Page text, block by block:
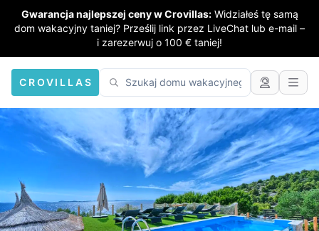
Gwarancja najlepszej ceny w Crovillas: Widziałeś tę samą
dom wakacyjny taniej? Prześlij link przez LiveChat lub e-mail –
i zarezerwuj o 100 € taniej!
CROVILLAS